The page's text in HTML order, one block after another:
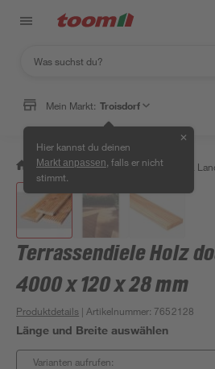
Mein Markt: Troisdorf
Hier kannst du deinen
Markt anpassen , falls er nicht
stimmt.
✕
/ Garten & Freizeit / Gartenbau &
Terrassendiele Holz
4000 x 120 x 28 mm
Produktdetails | Artikelnummer: 7652128
Länge und Breite auswählen
Varianten aufrufen: